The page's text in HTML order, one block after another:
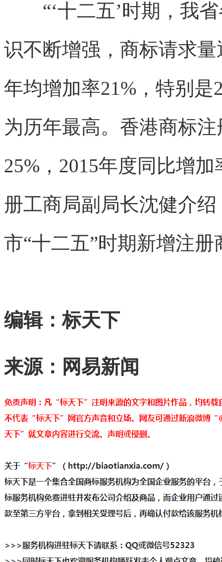
“‘十二五’时期，我省
识不断增强，商标请求
年均增加率21%，特别是
为历年最高。香港商标
25%，2015年度同比增
册工商局副局长沈健介
市“十二五”时期新增注
编辑：标天下
来源：网易新闻